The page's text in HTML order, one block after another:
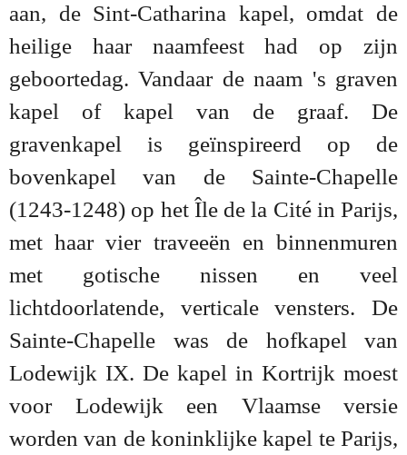
aan, de Sint-Catharina kapel, omdat de
heilige haar naamfeest had op zijn
geboortedag. Vandaar de naam 's graven
kapel of kapel van de graaf. De
gravenkapel is geïnspireerd op de
bovenkapel van de Sainte-Chapelle
(1243-1248) op het Île de la Cité in Parijs,
met haar vier traveeën en binnenmuren
met gotische nissen en veel
lichtdoorlatende, verticale vensters. De
Sainte-Chapelle was de hofkapel van
Lodewijk IX. De kapel in Kortrijk moest
voor Lodewijk een Vlaamse versie
worden van de koninklijke kapel te Parijs,